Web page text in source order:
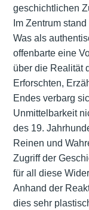
geschichtlichen
Im Zentrum
Was als
offenbarte eine
über die Realität
Erforschten,
Endes verbarg
Unmittelbarkeit
des 19.
Reinen und
Zugriff der
für all diese
Anhand der
dies sehr